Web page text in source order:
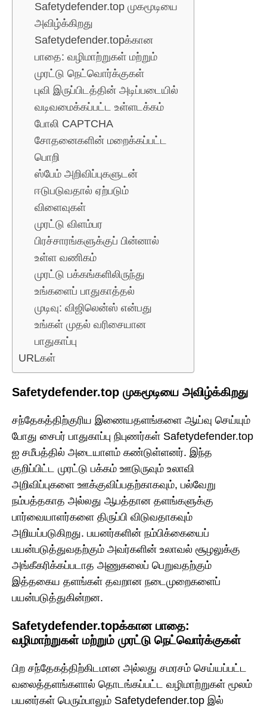
Safetydefender.top முகமூடியை
அவிழ்க்கிறது
Safetydefender.topக்கான
பாதை: வழிமாற்றுகள் மற்றும்
முரட்டு நெட்வொர்க்குகள்
புவி இருப்பிடத்தின் அடிப்படையில்
வடிவமைக்கப்பட்ட உள்ளடக்கம்
போலி CAPTCHA
சோதனைகளின் மறைக்கப்பட்ட
பொறி
ஸ்பேம் அறிவிப்புகளுடன்
ஈடுபடுவதால் ஏற்படும்
விளைவுகள்
முரட்டு விளம்பர
பிரச்சாரங்களுக்குப் பின்னால்
உள்ள வணிகம்
முரட்டு பக்கங்களிலிருந்து
உங்களைப் பாதுகாத்தல்
முடிவு: விஜிலென்ஸ் என்பது
உங்கள் முதல் வரிசையான
பாதுகாப்பு
URLகள்
Safetydefender.top முகமூடியை அவிழ்க்கிறது
சந்தேகத்திற்குரிய இணையதளங்களை ஆய்வு செய்யும்
போது சைபர் பாதுகாப்பு நிபுணர்கள் Safetydefender.top
ஐ சமீபத்தில் அடையாளம் கண்டுள்ளனர். இந்த
குறிப்பிட்ட முரட்டு பக்கம் ஊடுருவும் உலாவி
அறிவிப்புகளை ஊக்குவிப்பதற்காகவும், பல்வேறு
நம்பத்தகாத அல்லது ஆபத்தான தளங்களுக்கு
பார்வையாளர்களை திருப்பி விடுவதாகவும்
அறியப்படுகிறது. பயனர்களின் நம்பிக்கையைப்
பயன்படுத்துவதற்கும் அவர்களின் உலாவல் சூழலுக்கு
அங்கீகரிக்கப்படாத அணுகலைப் பெறுவதற்கும்
இத்தகைய தளங்கள் தவறான நடைமுறைகளைப்
பயன்படுத்துகின்றன.
Safetydefender.topக்கான பாதை:
வழிமாற்றுகள் மற்றும் முரட்டு நெட்வொர்க்குகள்
பிற சந்தேகத்திற்கிடமான அல்லது சமரசம் செய்யப்பட்ட
வலைத்தளங்களால் தொடங்கப்பட்ட வழிமாற்றுகள் மூலம்
பயனர்கள் பெரும்பாலும் Safetydefender.top இல்